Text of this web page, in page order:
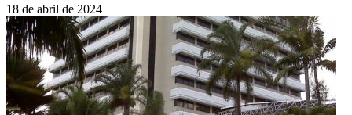
18 de abril de 2024